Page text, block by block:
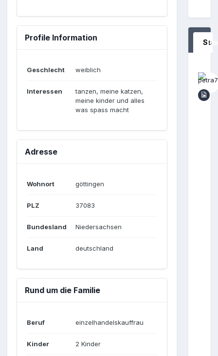
Profile Information
Geschlecht weiblich
Interessen
tanzen, meine katzen,
meine kinder und alles
was spass macht
Adresse
Wohnort göttingen
PLZ 37083
Bundesland Niedersachsen
Land deutschland
Rund um die Familie
Beruf einzelhandelskauffrau
Kinder 2 Kinder